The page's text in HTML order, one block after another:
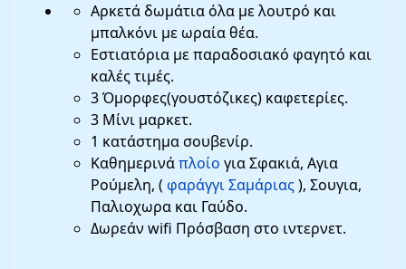
Αρκετά δωμάτια όλα με λουτρό και
μπαλκόνι με ωραία θέα.
Εστιατόρια με παραδοσιακό φαγητό και
καλές τιμές.
3 Όμορφες(γουστόζικες) καφετερίες.
3 Μίνι μαρκετ.
1 κατάστημα σουβενίρ.
Καθημερινάπλοίο για Σφακιά, Αγια
Ρούμελη, ( φαράγγι Σαμάριας), Σουγια,
Παλιοχωρα και Γαύδο.
Δωρεάν wifi Πρόσβαση στο ιντερνετ.